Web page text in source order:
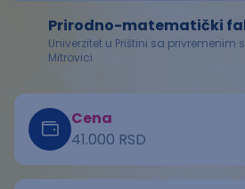
Prirodno-matematički
Univerzitet u Prištini sa privremenim
Mitrovici
Cena
41.000 RSD